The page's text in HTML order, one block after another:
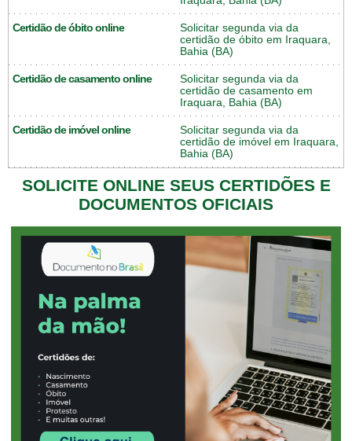
Certidão de óbito online
Solicitar segunda via da
certidão de óbito em Iraquara,
Bahia (BA)
Certidão de casamento online
Solicitar segunda via da
certidão de casamento em
Iraquara, Bahia (BA)
Certidão de imóvel online
Solicitar segunda via da
certidão de imóvel em Iraquara,
Bahia (BA)
SOLICITE ONLINE SEUS CERTIDÕES E
DOCUMENTOS OFICIAIS